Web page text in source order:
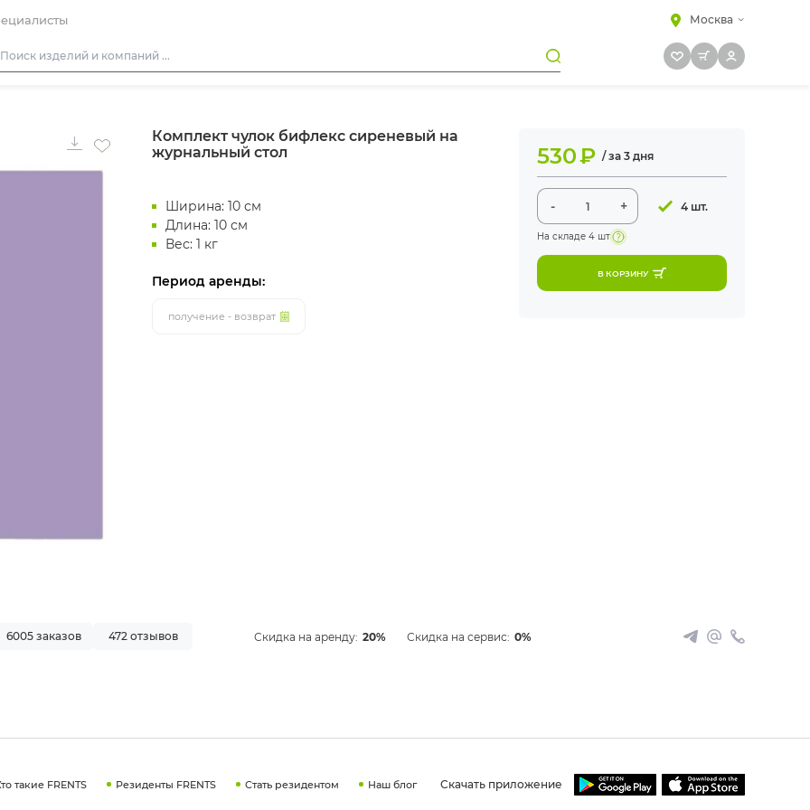
Москва
Диваны
Комплект чулок бифлекс сиреневый на
журнальный стол
Ширина: 10 см
Длина: 10 см
Вес: 1 кг
Период аренды:
получение - возврат
530₽ / за 3 дня
- + 4 шт.
На складе 4 шт
В КОРЗИНУ
6005 заказов 472 отзывов Скидка на аренду: 20% Скидка на сервис: 0%
такие FRENTS Резиденты FRENTS Стать резидентом Наш блог Скачать приложение